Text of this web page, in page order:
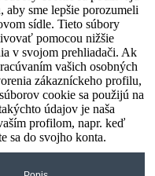
aby sme lepšie porozumeli
sídle. Tieto súbory
pomocou nižšie
v svojom prehliadači. Ak
vašich osobných
zákazníckeho profilu,
cookie sa použijú na
údajov je naša
profilom, napr. keď
sa do svojho konta.